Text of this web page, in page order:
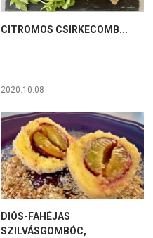
CITROMOS CSIRKECOMB...
2020.10.08
DIÓS-FAHÉJAS
SZILVÁSGOMBÓC,